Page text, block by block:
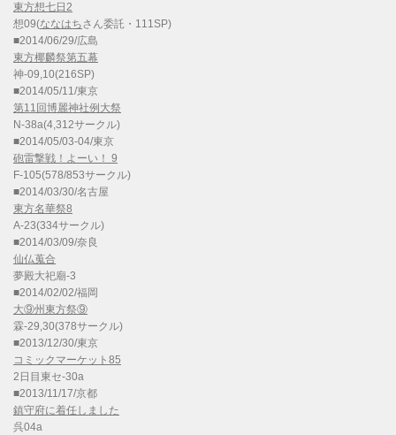
東方想七日2
想09(ななはちさん委託・111SP)
■2014/06/29/広島
東方椰麟祭第五幕
神-09,10(216SP)
■2014/05/11/東京
第11回博麗神社例大祭
N-38a(4,312サークル)
■2014/05/03-04/東京
砲雷撃戦！よーい！ 9
F-105(578/853サークル)
■2014/03/30/名古屋
東方名華祭8
A-23(334サークル)
■2014/03/09/奈良
仙仏蒐合
夢殿大祀廟-3
■2014/02/02/福岡
大⑨州東方祭⑨
霖-29,30(378サークル)
■2013/12/30/東京
コミックマーケット85
2日目東セ-30a
■2013/11/17/京都
鎮守府に着任しました
呉04a